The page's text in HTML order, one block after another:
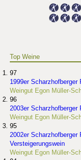
Top Weine
97
1999er Scharzhofberger
Weingut Egon Müller-
96
2003er Scharzhofberger
Weingut Egon Müller-
95
2002er Scharzhofberger
Versteigerungswein
Weingut Egon Müller-